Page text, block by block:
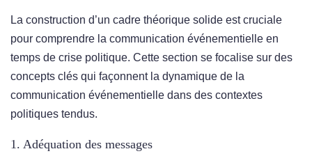
La construction d’un cadre théorique solide est cruciale
pour comprendre la communication événementielle en
temps de crise politique. Cette section se focalise sur des
concepts clés qui façonnent la dynamique de la
communication événementielle dans des contextes
politiques tendus.
1. Adéquation des messages